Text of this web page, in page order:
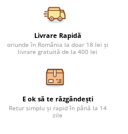
Livrare Rapidă
oriunde în România la doar 18 lei și
livrare gratuită de la 400 lei
E ok să te răzgândești
Retur simplu și rapid în până la 14
zile